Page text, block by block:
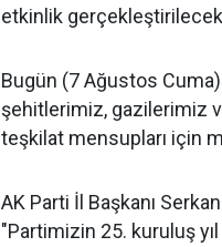
etkinlik
Bugün (7 Ağustos
şehitlerimiz, gazilerimiz
teşkilat mensupları için
AK Parti İl Başkanı
"Partimizin 25. kuruluş